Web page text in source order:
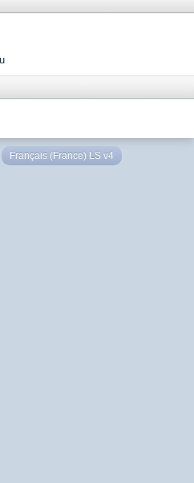
Français (France) LS v4